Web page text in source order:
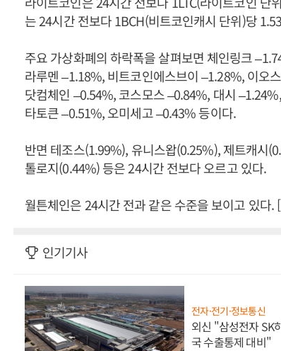
는 24시간 전보다 1BCH(비트코인캐시 단위)당
주요 가상화폐의 하락폭을 살펴보면 체인링크
라루멘 –1.18%, 비트코인에스브이 –1.28%, 이오
닷컴체인 –0.54%, 코스모스 –0.84%, 대시
타토큰 –0.51%, 오미세고 –0.43% 등이다.
반면 테조스(1.99%), 유니스왑(0.25%), 제트캐시
톨로지(0.44%) 등은 24시간 전보다 오르고 있다.
월튼체인은 24시간 전과 같은 수준을 보이고 있다.
인기기사
전자·전기·정보통신
외신 "삼성전자 SK
국 수출통제 대비"